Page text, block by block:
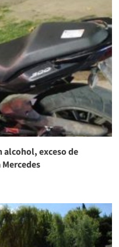
alcohol, exceso de